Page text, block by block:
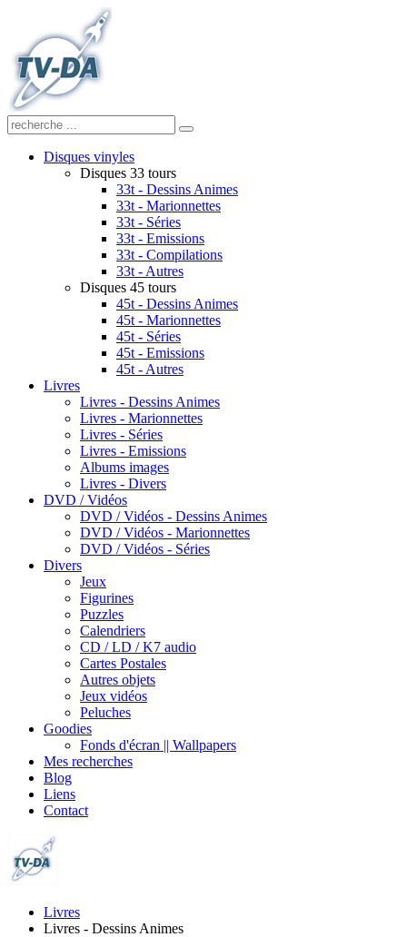
Disques vinyles
Disques 33 tours
33t - Dessins Animes
33t - Marionnettes
33t - Séries
33t - Emissions
33t - Compilations
33t - Autres
Disques 45 tours
45t - Dessins Animes
45t - Marionnettes
45t - Séries
45t - Emissions
45t - Autres
Livres
Livres - Dessins Animes
Livres - Marionnettes
Livres - Séries
Livres - Emissions
Albums images
Livres - Divers
DVD / Vidéos
DVD / Vidéos - Dessins Animes
DVD / Vidéos - Marionnettes
DVD / Vidéos - Séries
Divers
Jeux
Figurines
Puzzles
Calendriers
CD / LD / K7 audio
Cartes Postales
Autres objets
Jeux vidéos
Peluches
Goodies
Fonds d'écran || Wallpapers
Mes recherches
Blog
Liens
Contact
Livres
Livres - Dessins Animes